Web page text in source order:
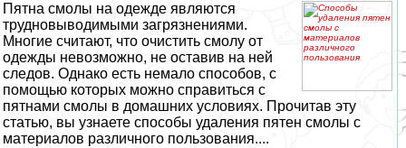
Пятна смолы на одежде являются
трудновыводимыми загрязнениями.
Многие считают, что очистить смолу от
одежды невозможно, не оставив на ней
следов. Однако есть немало способов, с
помощью которых можно справиться с
пятнами смолы в домашних условиях. Прочитав эту
статью, вы узнаете способы удаления пятен смолы с
материалов различного пользования....